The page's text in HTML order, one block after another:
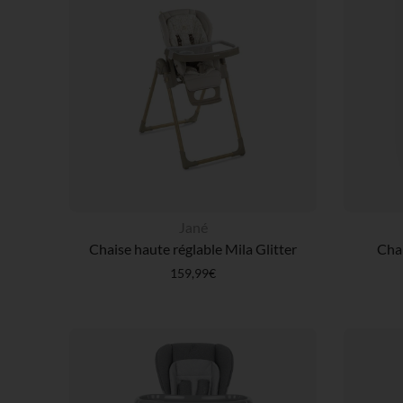
Chaise haute réglable Mila Glitter
159,99€